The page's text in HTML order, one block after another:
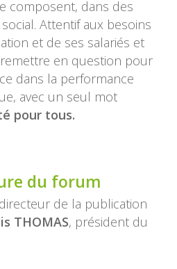
composent, dans des
Attentif aux besoins
et de ses salariés et
en question pour
dans la performance
avec un seul mot
pour tous.
du forum
directeur de la publication
THOMAS, président du